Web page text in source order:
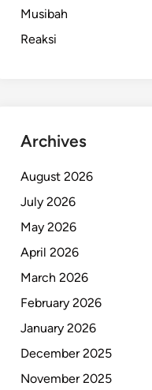
Musibah
Reaksi
Archives
August 2026
July 2026
May 2026
April 2026
March 2026
February 2026
January 2026
December 2025
November 2025